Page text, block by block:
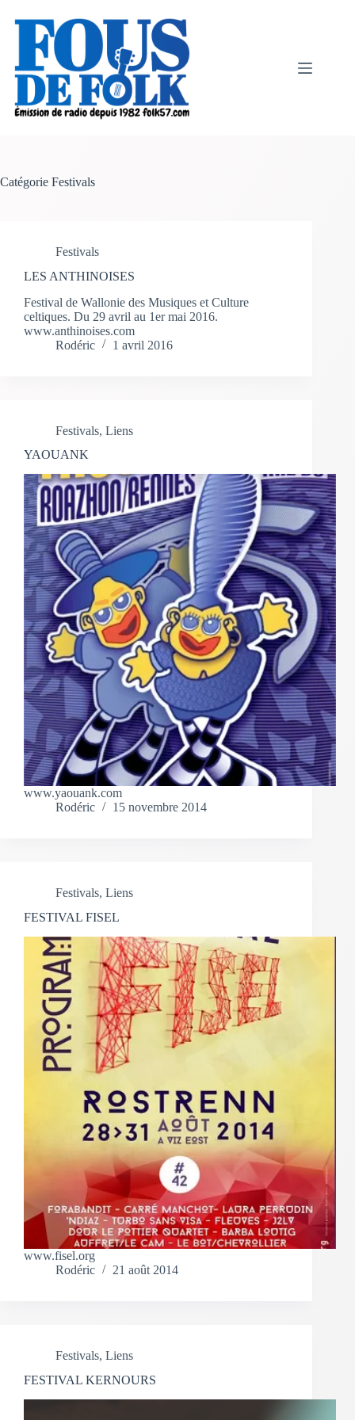
Catégorie Festivals
Festivals
LES ANTHINOISES
Festival de Wallonie des Musiques et Culture
celtiques. Du 29 avril au 1er mai 2016.
www.anthinoises.com
Rodéric
1 avril 2016
Festivals, Liens
YAOUANK
www.yaouank.com
Rodéric
15 novembre 2014
Festivals, Liens
FESTIVAL FISEL
www.fisel.org
Rodéric
21 août 2014
Festivals, Liens
FESTIVAL KERNOURS